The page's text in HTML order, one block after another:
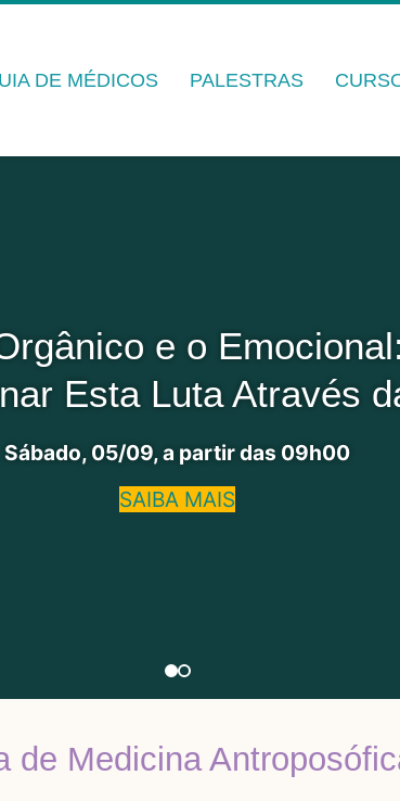
DE MÉDICOS PALESTRAS
e o Emocional:
Esta Luta Através
Sábado, 05/09, a partir das 09h00
SAIBA MAIS
Básico de
de Medicina